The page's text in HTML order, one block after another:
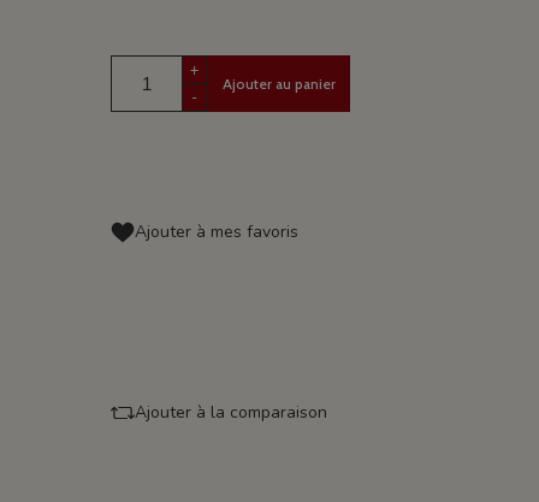
+
-
Ajouter au panier
Ajouter à mes favoris
Ajouter à la comparaison